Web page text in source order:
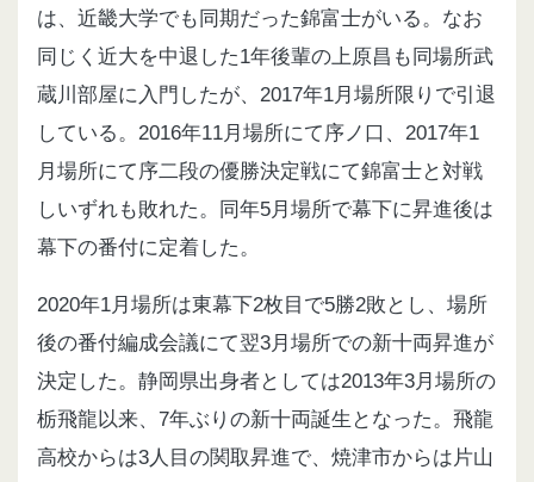
は、近畿大学でも同期だった錦富士がいる。なお
同じく近大を中退した1年後輩の上原昌も同場所武
蔵川部屋に入門したが、2017年1月場所限りで引退
している。2016年11月場所にて序ノ口、2017年1
月場所にて序二段の優勝決定戦にて錦富士と対戦
しいずれも敗れた。同年5月場所で幕下に昇進後は
幕下の番付に定着した。
2020年1月場所は東幕下2枚目で5勝2敗とし、場所
後の番付編成会議にて翌3月場所での新十両昇進が
決定した。静岡県出身者としては2013年3月場所の
栃飛龍以来、7年ぶりの新十両誕生となった。飛龍
高校からは3人目の関取昇進で、焼津市からは片山